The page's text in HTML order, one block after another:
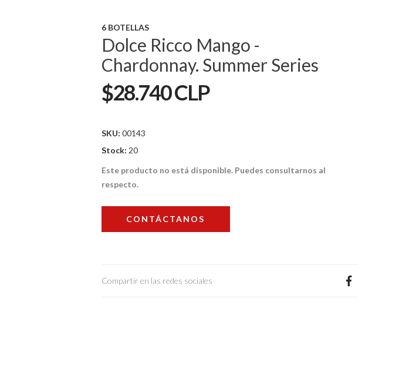
6 BOTELLAS
Dolce Ricco Mango -
Chardonnay. Summer Series
$28.740 CLP
SKU: 00143
Stock: 20
Este producto no está disponible. Puedes consultarnos al
respecto.
CONTÁCTANOS
Compartir en las redes sociales